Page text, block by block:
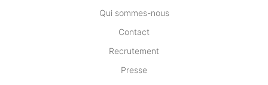
Qui sommes-nous
Contact
Recrutement
Presse